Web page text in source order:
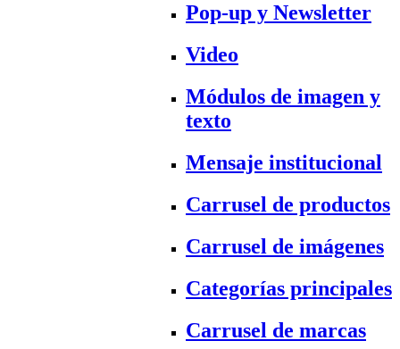
Pop-up y Newsletter
Video
Módulos de imagen y
texto
Mensaje institucional
Carrusel de productos
Carrusel de imágenes
Categorías principales
Carrusel de marcas